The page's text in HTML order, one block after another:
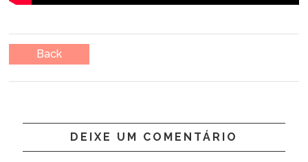
Back
DEIXE UM COMENTÁRIO